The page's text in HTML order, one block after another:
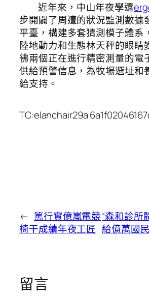
近年來，中山年夜學還
步開闢了周遭的狀況監測數據
平臺，構建多套猜測模子體系
陸地動力和生態林天秤的眼睛
彿兩個正在進行精密測量的電
供給預警信息，為牧場選址和
給支持。
TC:elanchair29a
← 篤行實億嵐電競
椅干成績年夜工匠
“森和診所
給億萬國
留言